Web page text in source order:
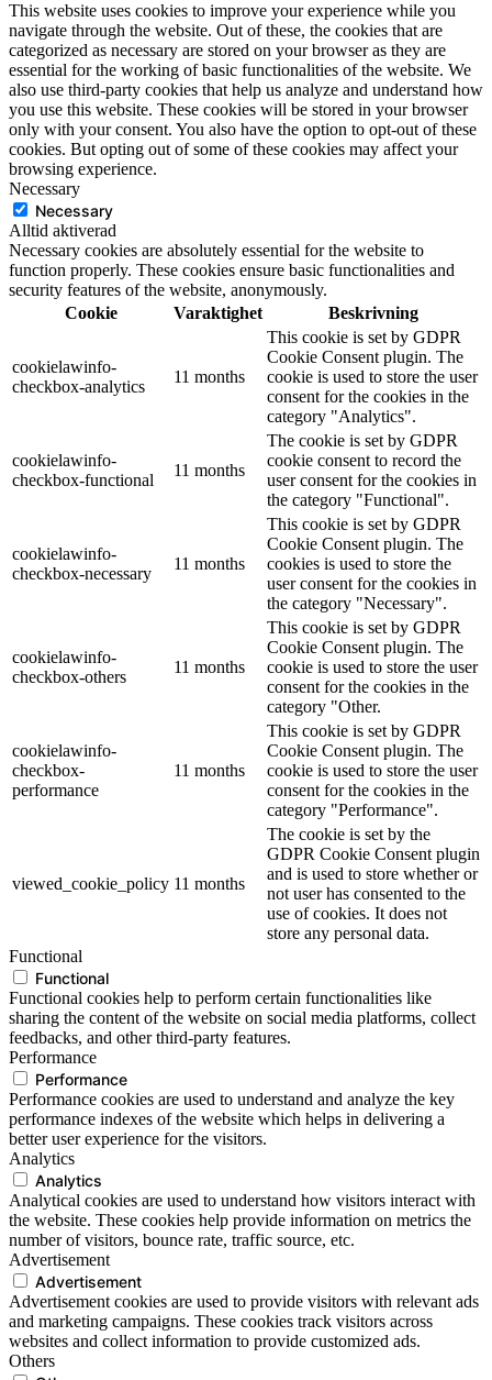
This website uses cookies to improve your experience while you
navigate through the website. Out of these, the cookies that are
categorized as necessary are stored on your browser as they are
essential for the working of basic functionalities of the website. We
also use third-party cookies that help us analyze and understand how
you use this website. These cookies will be stored in your browser
only with your consent. You also have the option to opt-out of these
cookies. But opting out of some of these cookies may affect your
browsing experience.
Necessary
Necessary
Alltid aktiverad
Necessary cookies are absolutely essential for the website to
function properly. These cookies ensure basic functionalities and
security features of the website, anonymously.
Cookie
Varaktighet Beskrivning
cookielawinfo-
checkbox-analytics
11 months
This cookie is set by GDPR
Cookie Consent plugin. The
cookie is used to store the user
consent for the cookies in the
category "Analytics".
cookielawinfo-
checkbox-functional
11 months
The cookie is set by GDPR
cookie consent to record the
user consent for the cookies in
the category "Functional".
cookielawinfo-
checkbox-necessary
11 months
This cookie is set by GDPR
Cookie Consent plugin. The
cookies is used to store the
user consent for the cookies in
the category "Necessary".
cookielawinfo-
checkbox-others
11 months
This cookie is set by GDPR
Cookie Consent plugin. The
cookie is used to store the user
consent for the cookies in the
category "Other.
cookielawinfo-
checkbox-
performance
11 months
This cookie is set by GDPR
Cookie Consent plugin. The
cookie is used to store the user
consent for the cookies in the
category "Performance".
viewed_cookie_policy 11 months
The cookie is set by the
GDPR Cookie Consent plugin
and is used to store whether or
not user has consented to the
use of cookies. It does not
store any personal data.
Functional
Functional
Functional cookies help to perform certain functionalities like
sharing the content of the website on social media platforms, collect
feedbacks, and other third-party features.
Performance
Performance
Performance cookies are used to understand and analyze the key
performance indexes of the website which helps in delivering a
better user experience for the visitors.
Analytics
Analytics
Analytical cookies are used to understand how visitors interact with
the website. These cookies help provide information on metrics the
number of visitors, bounce rate, traffic source, etc.
Advertisement
Advertisement
Advertisement cookies are used to provide visitors with relevant ads
and marketing campaigns. These cookies track visitors across
websites and collect information to provide customized ads.
Others